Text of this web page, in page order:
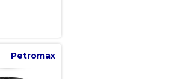
Petromax